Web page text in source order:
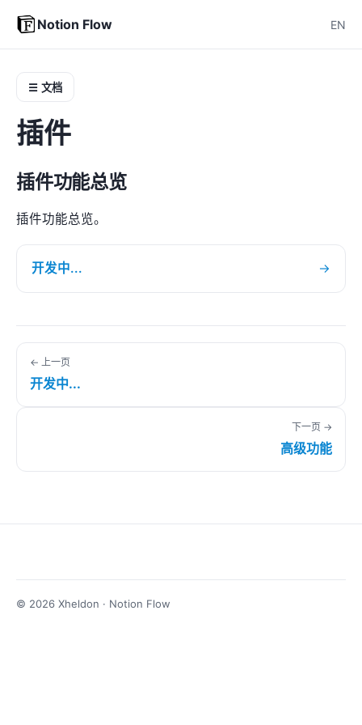
Notion Flow EN
☰ 文档
插件
插件功能总览
插件功能总览。
开发中... →
← 上一页
开发中...
下一页 →
高级功能
© 2026 Xheldon · Notion Flow